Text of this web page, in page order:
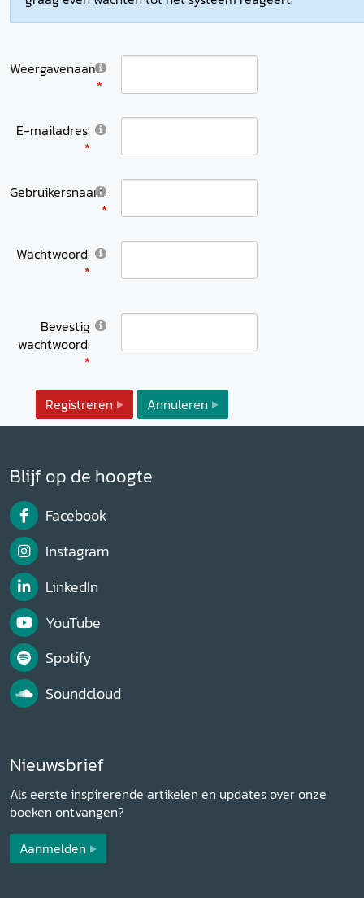
Weergavenaam:
E-mailadres:
Gebruikersnaam:
Wachtwoord:
Bevestig
wachtwoord:
Registreren Annuleren
Blijf op de hoogte
Facebook
Instagram
LinkedIn
YouTube
Spotify
Soundcloud
Nieuwsbrief
Als eerste inspirerende artikelen en updates over onze
boeken ontvangen?
Aanmelden